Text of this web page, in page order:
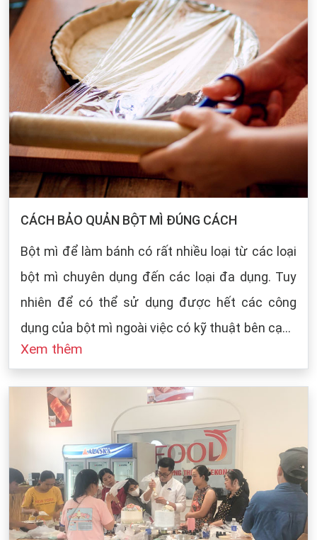
CÁCH BẢO QUẢN BỘT MÌ ĐÚNG CÁCH
Bột mì để làm bánh có rất nhiều loại từ các loại
bột mì chuyên dụng đến các loại đa dụng. Tuy
nhiên để có thể sử dụng được hết các công
dụng của bột mì ngoài việc có kỹ thuật bên cạnh
đó cũng dựa vào sự bảo quản của chúng ta khi
cách bảo quản chung cho các loại bột mì:
Xem thêm